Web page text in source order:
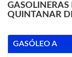
GASOLINERAS
QUINTANAR
GASÓLEO A